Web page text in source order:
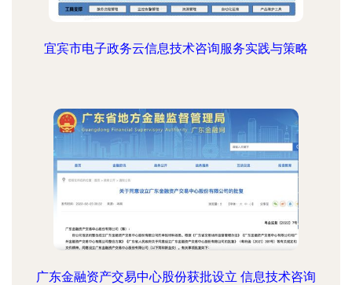
宜宾市电子政务云信息技术咨询服务实践与策略
广东金融资产交易中心股份获批设立 信息技术咨询